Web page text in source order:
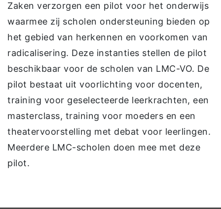
Zaken verzorgen een pilot voor het onderwijs
waarmee zij scholen ondersteuning bieden op
het gebied van herkennen en voorkomen van
radicalisering. Deze instanties stellen de pilot
beschikbaar voor de scholen van LMC-VO. De
pilot bestaat uit voorlichting voor docenten,
training voor geselecteerde leerkrachten, een
masterclass, training voor moeders en een
theatervoorstelling met debat voor leerlingen.
Meerdere LMC-scholen doen mee met deze
pilot.